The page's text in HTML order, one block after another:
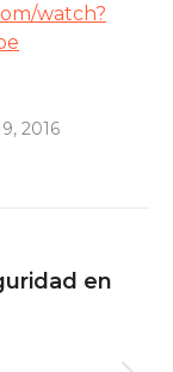
watch?
2016
en